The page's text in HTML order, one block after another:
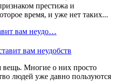
престижа и
время, и уже нет таких...
вам неудо…
вещь. Многие о них просто
людей уже давно пользуются